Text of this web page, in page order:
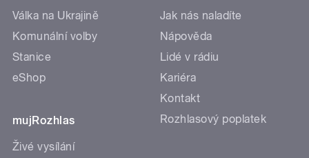
Válka na Ukrajině
Komunální volby
Stanice
eShop
mujRozhlas
Živé vysílání
Jak nás naladíte
Nápověda
Lidé v rádiu
Kariéra
Kontakt
Rozhlasový poplatek